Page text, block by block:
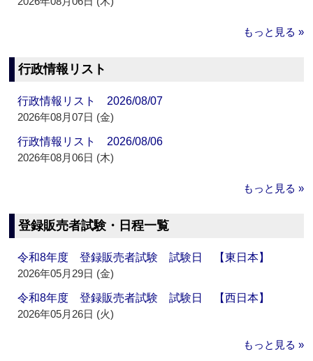
もっと見る »
行政情報リスト
行政情報リスト 2026/08/07
2026年08月07日 (金)
行政情報リスト 2026/08/06
2026年08月06日 (木)
もっと見る »
登録販売者試験・日程一覧
令和8年度 登録販売者試験 試験日 【東日本】
2026年05月29日 (金)
令和8年度 登録販売者試験 試験日 【西日本】
2026年05月26日 (火)
もっと見る »